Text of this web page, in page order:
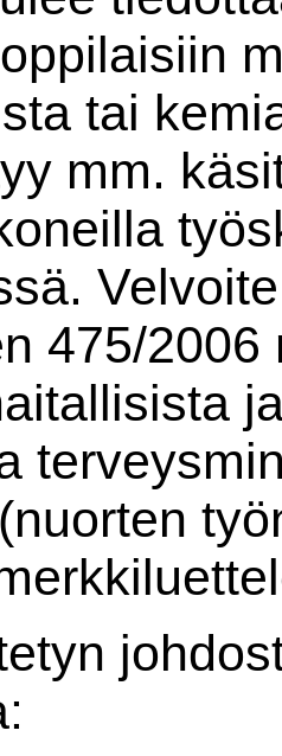
tai
mm.
475/